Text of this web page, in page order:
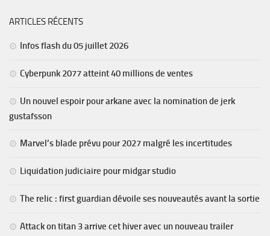
ARTICLES RÉCENTS
Infos flash du 05 juillet 2026
Cyberpunk 2077 atteint 40 millions de ventes
Un nouvel espoir pour arkane avec la nomination de jerk
gustafsson
Marvel’s blade prévu pour 2027 malgré les incertitudes
Liquidation judiciaire pour midgar studio
The relic : first guardian dévoile ses nouveautés avant la sortie
Attack on titan 3 arrive cet hiver avec un nouveau trailer